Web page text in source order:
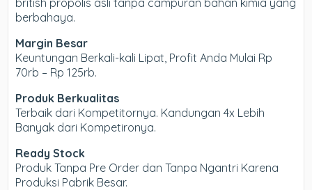
berbahaya.
Margin Besar
Keuntungan Berkali-kali Lipat, Profit Anda Mulai Rp
70rb – Rp 125rb.
Produk Berkualitas
Terbaik dari Kompetitornya. Kandungan 4x Lebih
Banyak dari Kompetironya.
Ready Stock
Produk Tanpa Pre Order dan Tanpa Ngantri Karena
Produksi Pabrik Besar.